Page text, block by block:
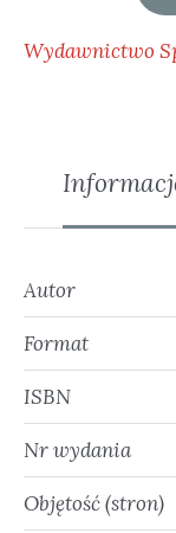
Wydawnictwo
Autor
Format
ISBN
Nr wydania
Objętość (stron)